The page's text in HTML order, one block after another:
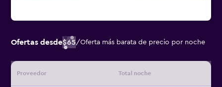
Ofertas desde$65/Oferta más barata de precio por noche
Proveedor Total noche